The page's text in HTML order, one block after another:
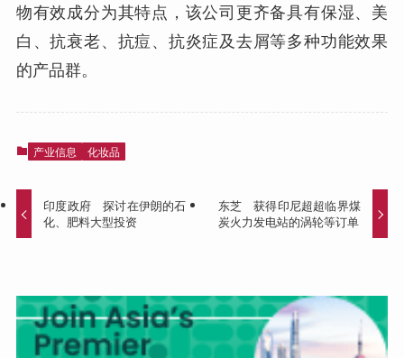
物有效成分为其特点，该公司更齐备具有保湿、美
白、抗衰老、抗痘、抗炎症及去屑等多种功能效果
的产品群。
产业信息 化妆品
印度政府 探讨在伊朗的石
化、肥料大型投资
东芝 获得印尼超超临界煤
炭火力发电站的涡轮等订单